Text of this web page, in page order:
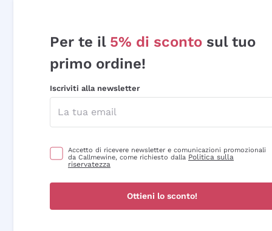
Per te il 5% di sconto sul tuo
primo ordine!
Iscriviti alla newsletter
Accetto di ricevere newsletter e comunicazioni promozionali
da Callmewine, come richiesto dalla Politica sulla
riservatezza
Ottieni lo sconto!